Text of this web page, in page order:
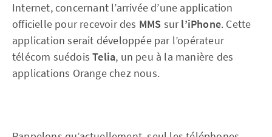
Internet, concernant l’arrivée d’une application
officielle pour recevoir des MMS surl’iPhone. Cette
application serait développée par l’opérateur
télécom suédoisTelia, un peu à la manière des
applications Orange chez nous.